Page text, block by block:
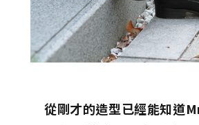
從剛才的造型已經能知道